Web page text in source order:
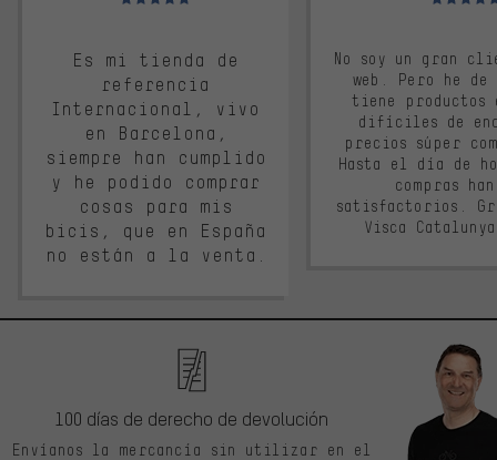
Es mi tienda de
referencia
Internacional, vivo
en Barcelona,
siempre han cumplido
y he podido comprar
cosas para mis
bicis, que en España
no están a la venta.
No soy un gran
web. Pero he
tiene productos
difíciles de
precios súper
Hasta el día de
compras
satisfactorios.
Visca
100 días de derecho de devolución
Envíanos la mercancía sin utilizar en el